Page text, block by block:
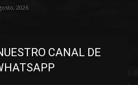
2026
CANAL DE